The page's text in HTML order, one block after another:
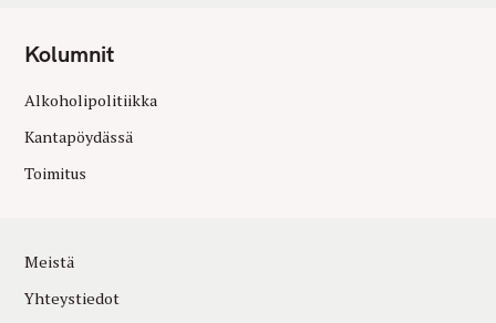
Kolumnit
Alkoholipolitiikka
Kantapöydässä
Toimitus
Meistä
Yhteystiedot